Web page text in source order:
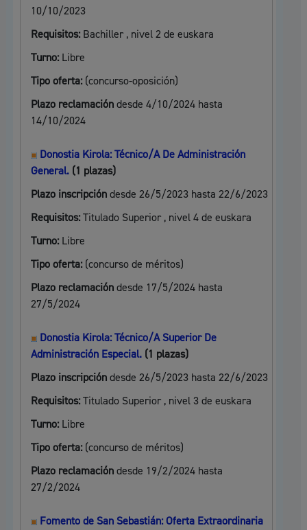
10/10/2023
Requisitos: Bachiller , nivel 2 de euskara
Turno: Libre
Tipo oferta: (concurso-oposición)
Plazo reclamacióndesde 4/10/2024 hasta
14/10/2024
Donostia Kirola: Técnico/A De Administración
General.(1 plazas)
Plazo inscripción desde 26/5/2023 hasta 22/6/2023
Requisitos: Titulado Superior , nivel 4 de euskara
Turno: Libre
Tipo oferta: (concurso de méritos)
Plazo reclamacióndesde 17/5/2024 hasta
27/5/2024
Donostia Kirola: Técnico/A Superior De
Administración Especial.(1 plazas)
Plazo inscripción desde 26/5/2023 hasta 22/6/2023
Requisitos: Titulado Superior , nivel 3 de euskara
Turno: Libre
Tipo oferta: (concurso de méritos)
Plazo reclamacióndesde 19/2/2024 hasta
27/2/2024
Fomento de San Sebastián: Oferta Extraordinaria